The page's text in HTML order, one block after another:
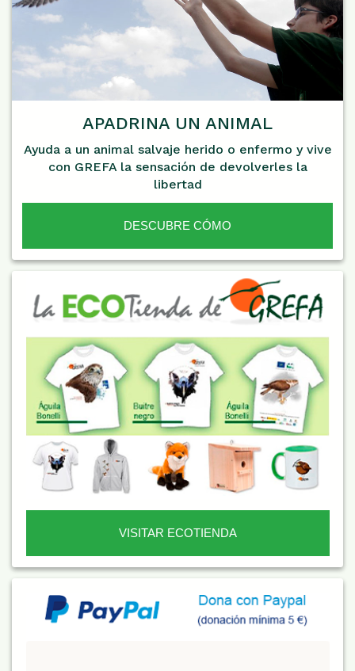
APADRINA UN ANIMAL
Ayuda a un animal salvaje herido o enfermo y vive
con GREFA la sensación de devolverles la
libertad
DESCUBRE CÓMO
VISITAR ECOTIENDA